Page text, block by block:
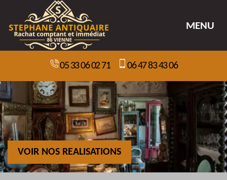
MENU
05 33 06 02 71 06 47 83 43 06
VOIR NOS REALISATIONS